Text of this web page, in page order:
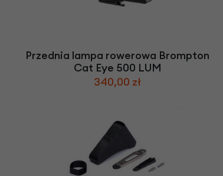
Przednia lampa rowerowa Brompton
Cat Eye 500 LUM
340,00 zł